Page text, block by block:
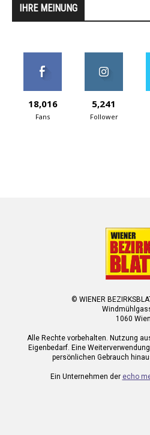
IHRE MEINUNG
18,016
Fans
5,241
Follower
© WIENER
1060
Alle Rechte vorbehalten. Nutzung
Eigenbedarf. Eine
persönlichen Gebrauch
Ein Unternehmen der echo